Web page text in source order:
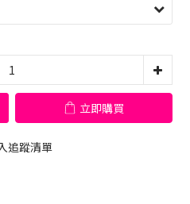
立即購買
追蹤清單